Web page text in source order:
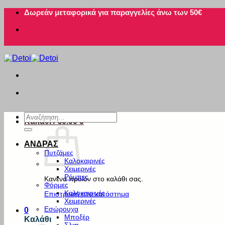
Μετάβαση
περιεχόμενο
Δωρεάν μεταφορικά για παραγγελίες άνω των 50€
Καλάθι /€0.00 0
Κανένα προϊόν στο καλάθι σας.
Επιστροφή στο κατάστημα
0
Καλάθι
Αναζήτηση
για:
ΑΝΔΡΑΣ
Πυτζάμες
Καλοκαιρινές
Χειμερινές
Ρόμπες
Φόρμες
Καλοκαιρινές
Χειμερινές
Εσώρουχα
Μποξέρ